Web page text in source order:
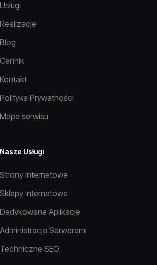
Usługi
Realizacje
Blog
Cennik
Kontakt
Polityka Prywatności
Mapa serwisu
Nasze Usługi
Strony Internetowe
Sklepy Internetowe
Dedykowane Aplikacje
Administracja Serwerami
Techniczne SEO